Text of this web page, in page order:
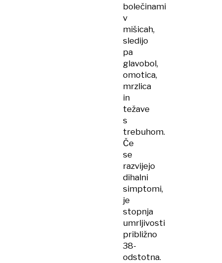
bolečinami
v
mišicah,
sledijo
pa
glavobol,
omotica,
mrzlica
in
težave
s
trebuhom.
Če
se
razvijejo
dihalni
simptomi,
je
stopnja
umrljivosti
približno
38-
odstotna.